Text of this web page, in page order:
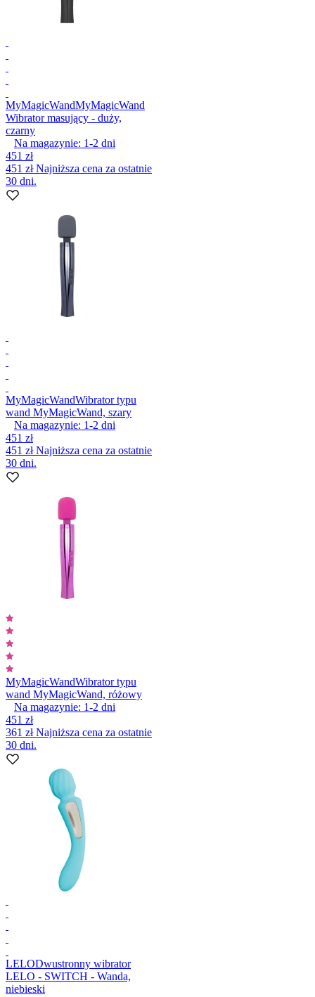
MyMagicWandMyMagicWand
Wibrator masujący - duży,
czarny
Na magazynie: 1-2 dni
451 zł
451 złNajniższa cena za ostatnie
30 dni.
MyMagicWandWibrator typu
wand MyMagicWand, szary
Na magazynie: 1-2 dni
451 zł
451 złNajniższa cena za ostatnie
30 dni.
MyMagicWandWibrator typu
wand MyMagicWand, różowy
Na magazynie: 1-2 dni
451 zł
361 złNajniższa cena za ostatnie
30 dni.
LELODwustronny wibrator
LELO - SWITCH - Wanda,
niebieski